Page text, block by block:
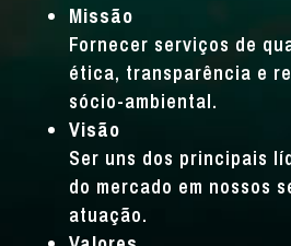
Missão
Fornecer serviços de
ética, transparência e
sócio-ambiental.
Visão
Ser uns dos principais
do mercado em nossos
atuação.